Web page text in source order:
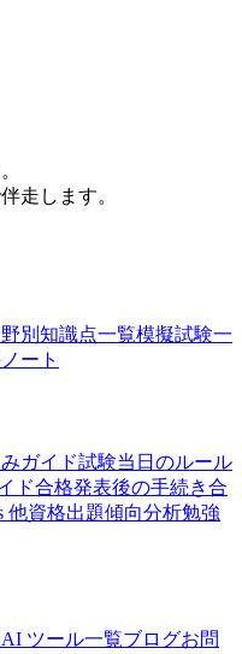
走します。
別 知識点一覧模擬試験一
ート
ガイド試験当日のルール
ド合格発表後の手続き合
他資格出題傾向分析勉強
ツール一覧ブログお問